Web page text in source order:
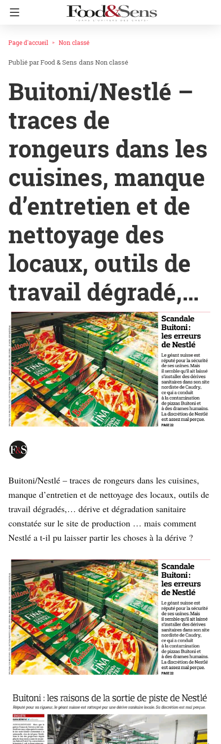
Page d'accueil Non classé
Food & Sens dans Non classé
Buitoni/Nestlé –
traces de
rongeurs dans les
cuisines, manque
d’entretien et de
nettoyage des
locaux, outils de
travail dégradé,…
Buitoni/Nestlé – traces de rongeurs dans les cuisines,
manque d’entretien et de nettoyage des locaux, outils de
travail dégradés,… dérive et dégradation sanitaire
constatée sur le site de production … mais comment
Nestlé a t-il pu laisser partir les choses à la dérive ?